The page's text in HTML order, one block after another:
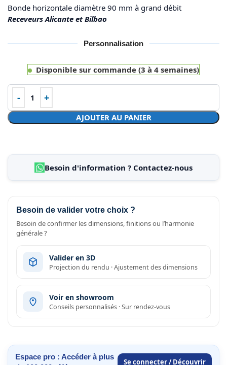
Bonde horizontale diamètre 90 mm à grand débit
Receveurs Alicante et Bilbao
Personnalisation
Disponible sur commande (3 à 4 semaines)
AJOUTER AU PANIER
Besoin d'information ? Contactez-nous
Besoin de valider votre choix ?
Besoin de confirmer les dimensions, finitions ou l’harmonie
générale ?
Valider en 3D
Projection du rendu · Ajustement des dimensions
Voir en showroom
Conseils personnalisés · Sur rendez-vous
Espace pro : Accéder à plus
Se connecter / Découvrir